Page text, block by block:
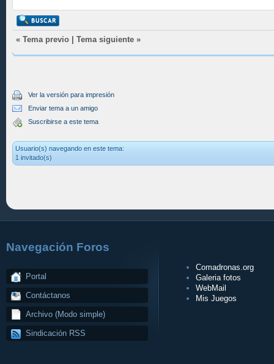
« Tema previo Tema siguiente »
Ver la versión para impresión
Enviar tema a un amigo
Suscribirse a este tema
Usuario(s) navegando en este tema:
1 invitado(s)
Navegación Foros
Portal
Contáctanos
Archivo (Modo simple)
Sindicación RSS
Comadronas.org
Galeria fotos
WebMail
Mis Juegos